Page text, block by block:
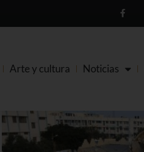
Arte y cultura Noticias